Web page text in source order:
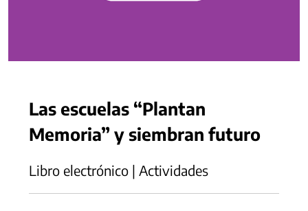
Las escuelas “Plantan
Memoria” y siembran futuro
Libro electrónico | Actividades